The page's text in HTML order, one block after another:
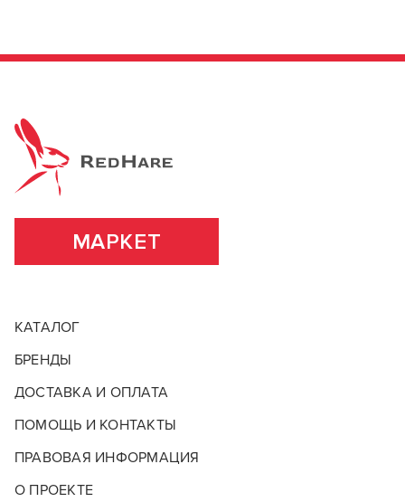
МАРКЕТ
КАТАЛОГ
БРЕНДЫ
ДОСТАВКА И ОПЛАТА
ПОМОЩЬ И КОНТАКТЫ
ПРАВОВАЯ ИНФОРМАЦИЯ
О ПРОЕКТЕ